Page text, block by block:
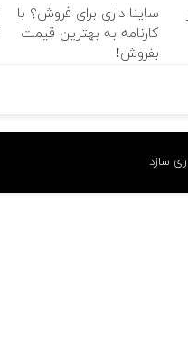
ساینا داری برای فروش؟ با
کارنامه به بهترین قیمت
بفروش!
سازد